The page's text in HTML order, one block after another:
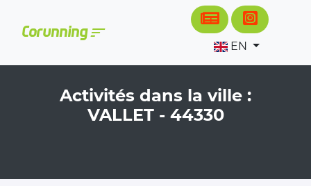
Corunningsort
EN
Activités dans la ville :
VALLET - 44330